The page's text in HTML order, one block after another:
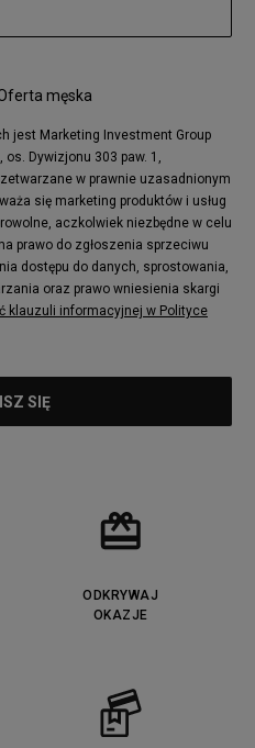
męska
jest Marketing Investment Group
os. Dywizjonu 303 paw. 1,
w prawnie uzasadnionym
się marketing produktów i usług
aczkolwiek niezbędne w celu
prawo do zgłoszenia sprzeciwu
dostępu do danych, sprostowania,
oraz prawo wniesienia skargi
klauzuli informacyjnej w Polityce
ODKRYWAJ
OKAZJE